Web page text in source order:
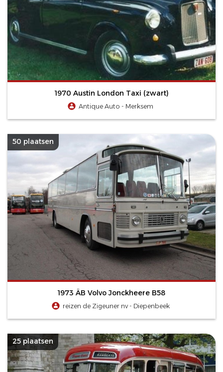
1970 Austin London Taxi (zwart)
Antique Auto - Merksem
50 plaatsen
1973 ÄB Volvo Jonckheere B58
reizen de Zigeuner nv - Diepenbeek
25 plaatsen